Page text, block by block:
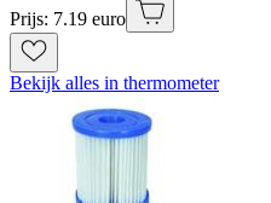
Prijs: 7.19 euro
Bekijk alles in thermometer